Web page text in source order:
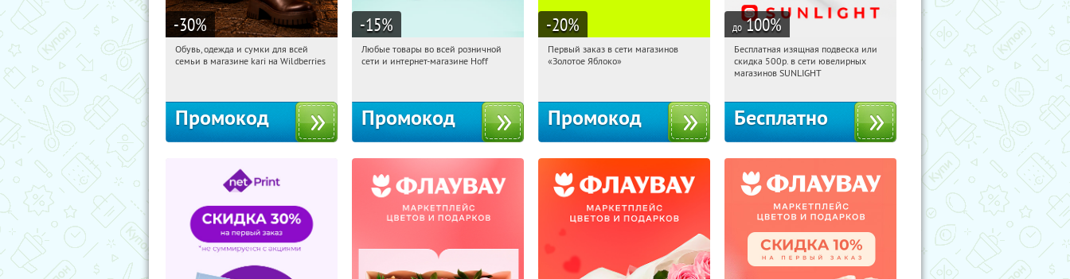
-30%
21:25:21
Получи первым!
Обувь, одежда и сумки для всей
семьи в магазине kari на Wildberries
Промокод
-15%
21:25:21 Получили:
Любые товары во всей розничной
сети и интернет-магазине Hoff
Промокод
-20%
21:25:21
Получи первым!
Первый заказ в сети магазинов
«Золотое Яблоко»
Промокод
до 100%
21:25:21 Получили:
Россия
Бесплатная изящная подвеска или
скидка 500р. в сети ювелирных
магазинов SUNLIGHT
Бесплатно